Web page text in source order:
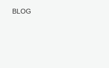
BLOG